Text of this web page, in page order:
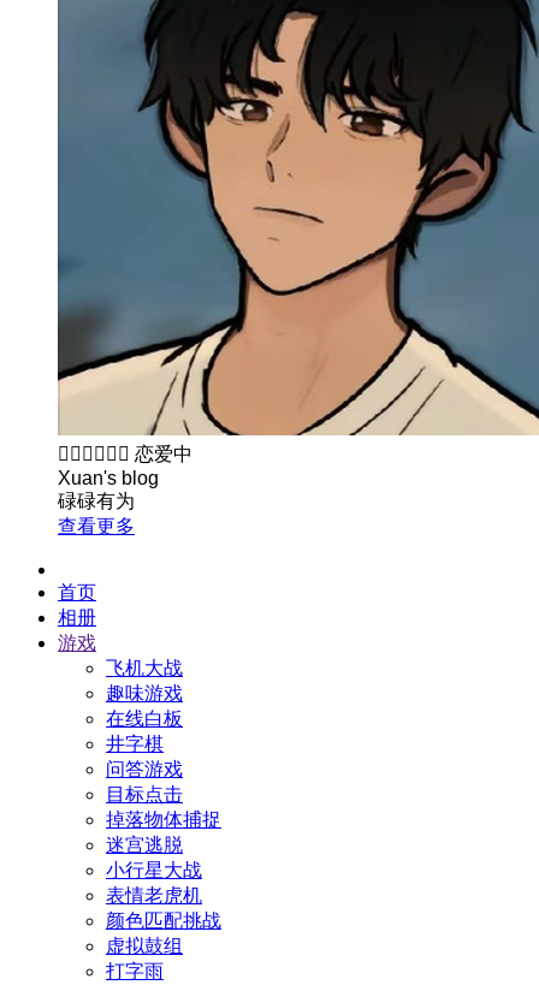
👨🏻‍❤️‍💋‍👩🏻 恋爱中
Xuan's blog
碌碌有为
查看更多
首页
相册
游戏
飞机大战
趣味游戏
在线白板
井字棋
问答游戏
目标点击
掉落物体捕捉
迷宫逃脱
小行星大战
表情老虎机
颜色匹配挑战
虚拟鼓组
打字雨